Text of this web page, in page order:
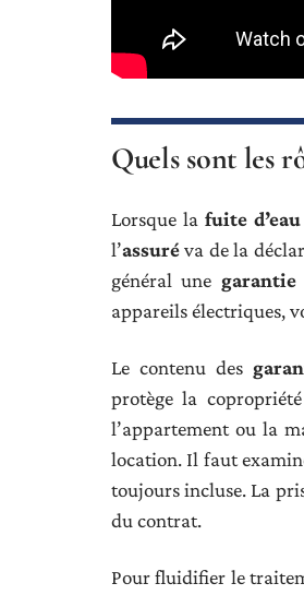
Quels sont les
Lorsque lafuite d’eau
l’assuréva de la
général une garantie
appareils électriques,
Le contenu des
protège la
l’appartement ou la
location. Il faut
toujours incluse. La
du contrat.
Pour fluidifier le